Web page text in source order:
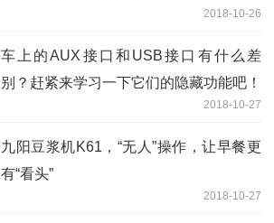
2018-10-26
车上的AUX接口和USB接口有什么差
别？赶紧来学习一下它们的隐藏功能吧！
2018-10-27
九阳豆浆机K61，“无人”操作，让早餐更
有“看头”
2018-10-27